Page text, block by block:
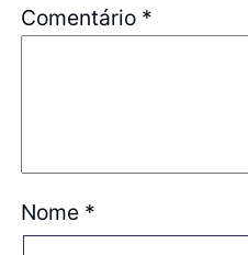
Comentário *
Nome *